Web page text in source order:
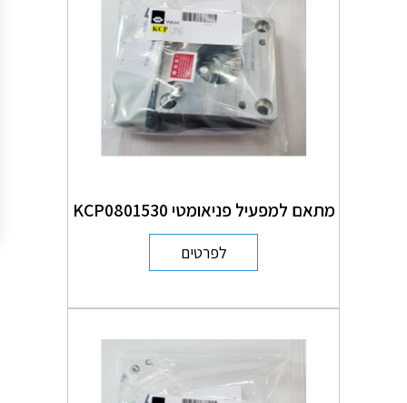
מתאם למפעיל פניאומטי KCP0801530
לפרטים